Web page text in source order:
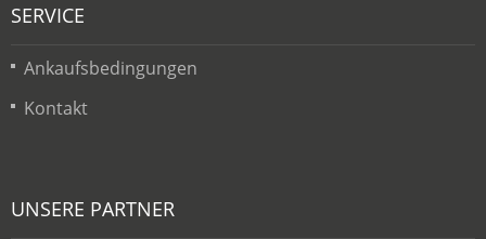
SERVICE
Ankaufsbedingungen
Kontakt
UNSERE PARTNER